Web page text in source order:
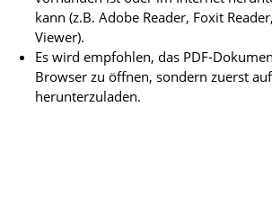
kann (z.B. Adobe Reader, Foxit
Viewer).
Es wird empfohlen, das PDF-
Browser zu öffnen, sondern zuerst
herunterzuladen.